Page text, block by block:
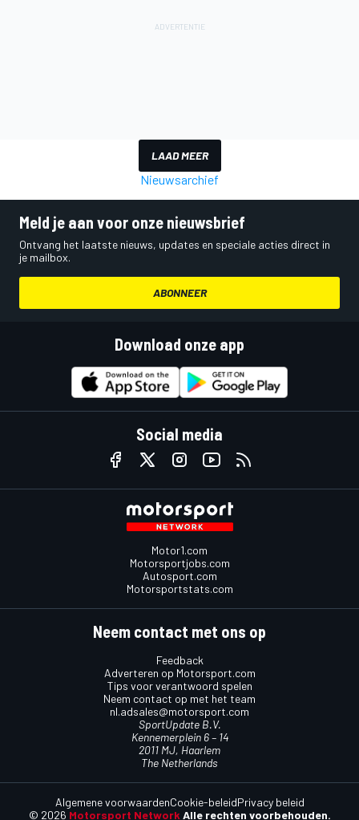
LAAD MEER
Nieuwsarchief
Meld je aan voor onze nieuwsbrief
Ontvang het laatste nieuws, updates en speciale acties direct in
je mailbox.
ABONNEER
Download onze app
Social media
Motor1.com
Motorsportjobs.com
Autosport.com
Motorsportstats.com
Neem contact met ons op
Feedback
Adverteren op Motorsport.com
Tips voor verantwoord spelen
Neem contact op met het team
nl.adsales@motorsport.com
SportUpdate B.V.
Kennemerplein 6 – 14
2011 MJ, Haarlem
The Netherlands
© 2026 Motorsport Network Alle rechten voorbehouden.
Algemene voorwaardenCookie-beleidPrivacy beleid